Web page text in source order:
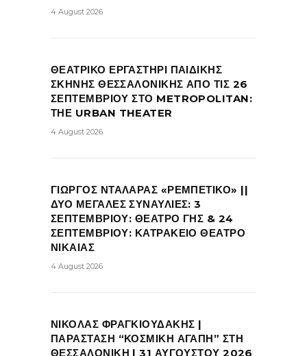
4 August 2026
ΘΕΑΤΡΙΚΟ ΕΡΓΑΣΤΗΡΙ ΠΑΙΔΙΚΗΣ
ΣΚΗΝΗΣ ΘΕΣΣΑΛΟΝΙΚΗΣ ΑΠΟ ΤΙΣ 26
ΣΕΠΤΕΜΒΡΙΟΥ ΣΤΟ METROPOLITAN:
ΤΗΕ URBAN THEATER
4 August 2026
ΓΙΩΡΓΟΣ ΝΤΑΛΑΡΑΣ «ΡΕΜΠΕΤΙΚΟ» ||
ΔΥΟ ΜΕΓΑΛΕΣ ΣΥΝΑΥΛΙΕΣ: 3
ΣΕΠΤΕΜΒΡΙΟΥ: ΘΕΑΤΡΟ ΓΗΣ & 24
ΣΕΠΤΕΜΒΡΙΟΥ: ΚΑΤΡΑΚΕΙΟ ΘΕΑΤΡΟ
ΝΙΚΑΙΑΣ
4 August 2026
ΝΙΚΟΛΑΣ ΦΡΑΓΚΙΟΥΔΑΚΗΣ |
ΠΑΡΑΣΤΑΣΗ “ΚΟΣΜΙΚΗ ΑΓΑΠΗ” ΣΤΗ
ΘΕΣΣΑΛΟΝΙΚΗ | 31 ΑΥΓΟΥΣΤΟΥ 2026